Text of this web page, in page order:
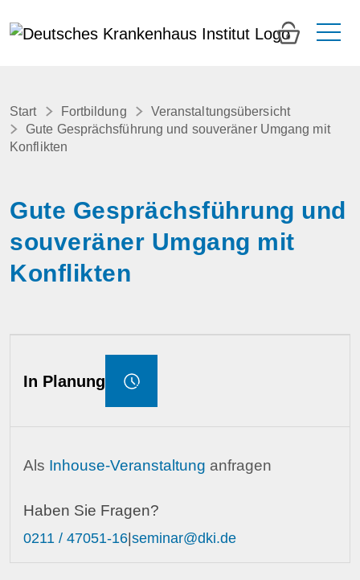
0
Start Fortbildung
Veranstaltungsübersicht
Gute Gesprächsführung und souveräner Umgang mit
Konflikten
Gute Gesprächsführung und
souveräner Umgang mit
Konflikten
In Planung
Als Inhouse-Veranstaltung anfragen
Haben Sie Fragen?
0211 / 47051-16 seminar@dki.de